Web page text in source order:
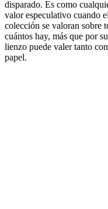
disparado. Es como
valor especulativo cuando
colección se valoran sobre
cuántos hay, más que por
lienzo puede valer tanto
papel.